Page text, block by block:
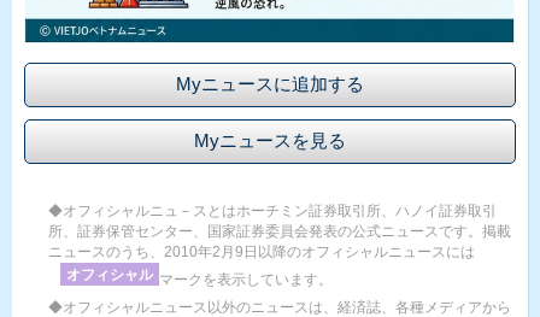
Myニュースに追加する
Myニュースを見る
◆オフィシャルニュ－スとはホーチミン証券取引所、ハノイ証券取引
所、証券保管センター、国家証券委員会発表の公式ニュースです。掲載
ニュースのうち、2010年2月9日以降のオフィシャルニュースには
オフィシャル マークを表示しています。
◆オフィシャルニュース以外のニュースは、経済誌、各種メディアから